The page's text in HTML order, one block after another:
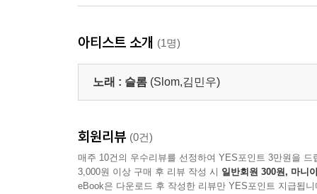
아티스트 소개 (1명)
노래 : 슬롬 (Slom,김민우)
회원리뷰 (0건)
매주 10건의 우수리뷰를 선정하여 YES포인트 3만원을 드
3,000원 이상 구매 후 리뷰 작성 시 일반회원 300원, 마니
eBook은 다운로드 후 작성한 리뷰만 YES포인트 지급됩니